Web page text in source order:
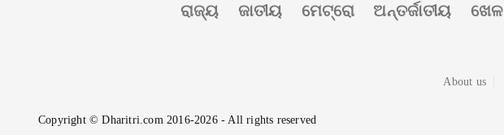
ରାଜ୍ୟ ଜାତୀୟ ମେଟ୍ରୋ ଅନ୍ତର୍ଜାତୀୟ ଖେଳ
About us
Copyright © Dharitri.com 2016-2026 - All rights reserved